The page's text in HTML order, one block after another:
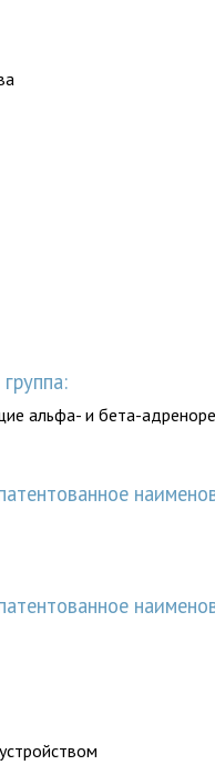
группа:
альфа- и бета-